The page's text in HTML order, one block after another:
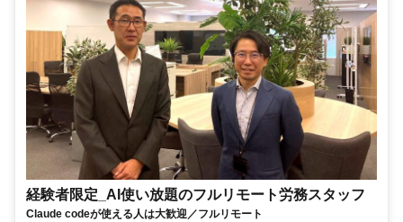
経験者限定_AI使い放題のフルリモート労務スタッフ
Claude codeが使える人は大歓迎／フルリモート